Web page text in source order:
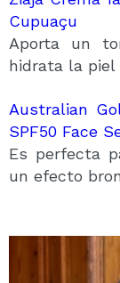
Cupuaçu
Aporta un
hidrata la piel
Australian
SPF50 Face
Es perfecta
un efecto